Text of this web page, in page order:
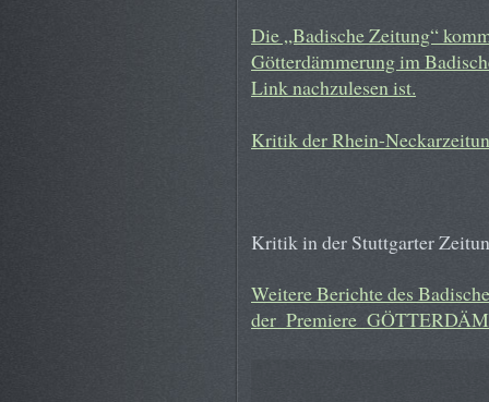
Die „Badische Zeitung“
Götterdämmerung im
Link nachzulesen ist.
Kritik der Rhein-
Kritik in der Stuttgarter
Weitere Berichte des